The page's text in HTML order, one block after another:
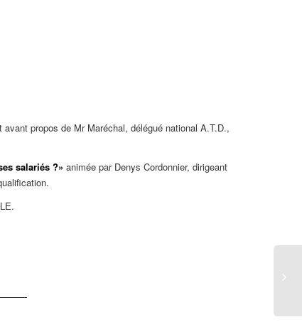
propos de Mr Maréchal, délégué national A.T.D.,
salariés ?» animée par Denys Cordonnier, dirigeant